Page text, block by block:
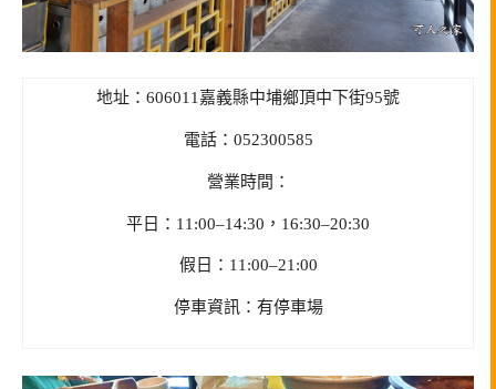
地址：606011嘉義縣中埔鄉頂中下街95號
電話：052300585
營業時間：
平日：11:00–14:30，16:30–20:30
假日：11:00–21:00
停車資訊：有停車場